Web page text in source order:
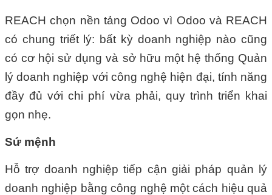
REACH chọn nền tảng Odoo vì Odoo và REACH
có chung triết lý: bất kỳ doanh nghiệp nào cũng
có cơ hội sử dụng và sở hữu một hệ thống Quản
lý doanh nghiệp với công nghệ hiện đại, tính năng
đầy đủ với chi phí vừa phải, quy trình triển khai
gọn nhẹ.
Sứ mệnh
Hỗ trợ doanh nghiệp tiếp cận giải pháp quản lý
doanh nghiệp bằng công nghệ một cách hiệu quả